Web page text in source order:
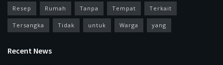
Resep Rumah Tanpa Tempat Terkait
Tersangka Tidak untuk Warga yang
Recent News